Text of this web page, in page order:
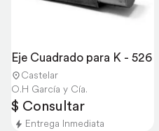
Eje Cuadrado para K - 526
Castelar
O.H García y Cía.
$ Consultar
Entrega Inmediata